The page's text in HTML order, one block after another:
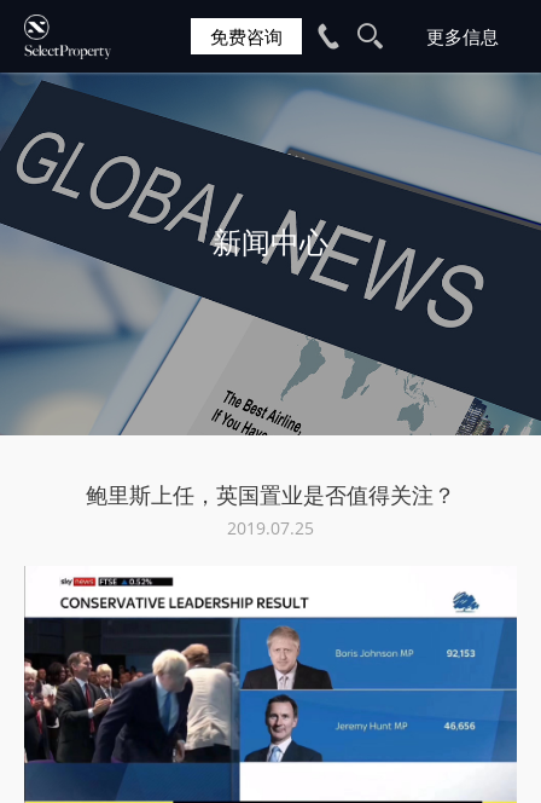
免费咨询
新闻中心
鲍里斯上任，英国置业是否值得关注？
2019.07.25